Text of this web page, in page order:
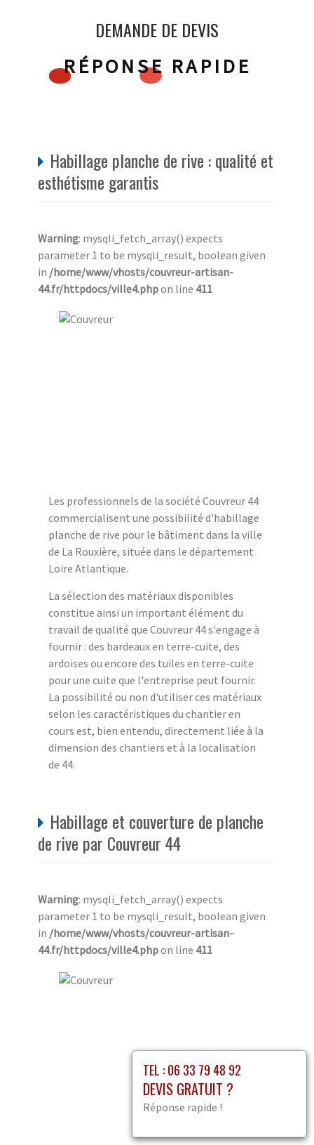
DEMANDE DE DEVIS
RÉPONSE RAPIDE
Habillage planche de rive : qualité et
esthétisme garantis
Warning: mysqli_fetch_array() expects
parameter 1 to be mysqli_result, boolean given
in /home/www/vhosts/couvreur-artisan-
44.fr/httpdocs/ville4.phpon line 411
Les professionnels de la société Couvreur 44
commercialisent une possibilité d'habillage
planche de rive pour le bâtiment dans la ville
de La Rouxière, située dans le département
Loire Atlantique.
La sélection des matériaux disponibles
constitue ainsi un important élément du
travail de qualité que Couvreur 44 s'engage à
fournir : des bardeaux en terre-cuite, des
ardoises ou encore des tuiles en terre-cuite
pour une cuite que l'entreprise peut fournir.
La possibilité ou non d'utiliser ces matériaux
selon les caractéristiques du chantier en
cours est, bien entendu, directement liée à la
dimension des chantiers et à la localisation
de 44.
Habillage et couverture de planche
de rive par Couvreur 44
Warning: mysqli_fetch_array() expects
parameter 1 to be mysqli_result, boolean given
in /home/www/vhosts/couvreur-artisan-
44.fr/httpdocs/ville4.phpon line 411
TEL : 06 33 79 48 92
DEVIS GRATUIT ?
Réponse rapide !